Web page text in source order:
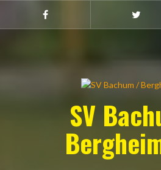
springen
Facebook
SV